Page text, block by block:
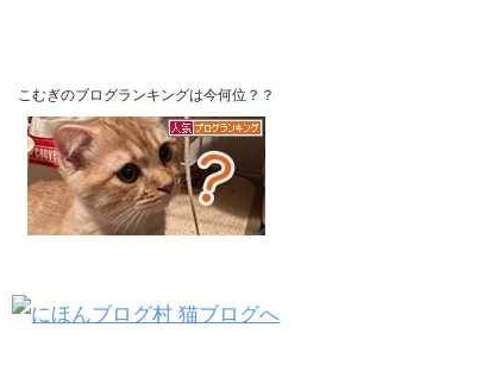
こむぎのブログランキングは今何位？？